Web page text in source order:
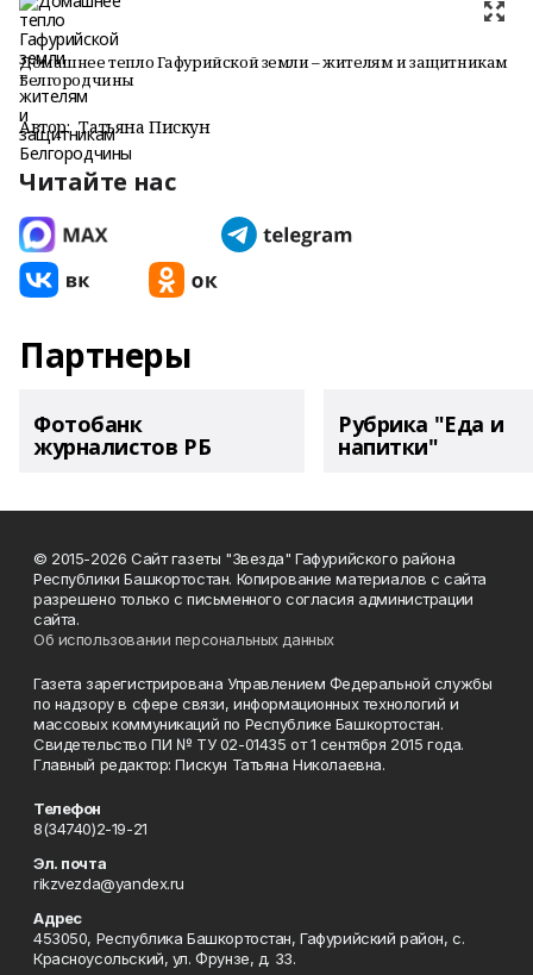
Домашнее тепло Гафурийской земли – жителям и защитникам
Белгородчины
Автор: Татьяна Пискун
Читайте нас
Партнеры
Фотобанк
журналистов РБ
Рубрика "Еда и
напитки"
© 2015-2026 Сайт газеты "Звезда" Гафурийского района
Республики Башкортостан. Копирование материалов с сайта
разрешено только с письменного согласия администрации
сайта.
Об использовании персональных данных
Газета зарегистрирована Управлением Федеральной службы
по надзору в сфере связи, информационных технологий и
массовых коммуникаций по Республике Башкортостан.
Свидетельство ПИ № ТУ 02-01435 от 1 сентября 2015 года.
Главный редактор: Пискун Татьяна Николаевна.
Телефон
8(34740)2-19-21
Эл. почта
rikzvezda@yandex.ru
Адрес
453050, Республика Башкортостан, Гафурийский район, с.
Красноусольский, ул. Фрунзе, д. 33.